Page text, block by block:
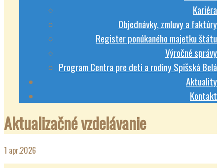
Kariéra
Objednávky, zmluvy a faktúry
Register ponúkaného majetku štátu
Výročné správy
Program Centra pre deti a rodiny Spišská Belá
Aktuality
Kontakt
Aktualizačné vzdelávanie
1 apr.2026